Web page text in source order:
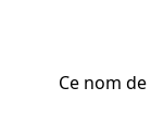
Ce nom